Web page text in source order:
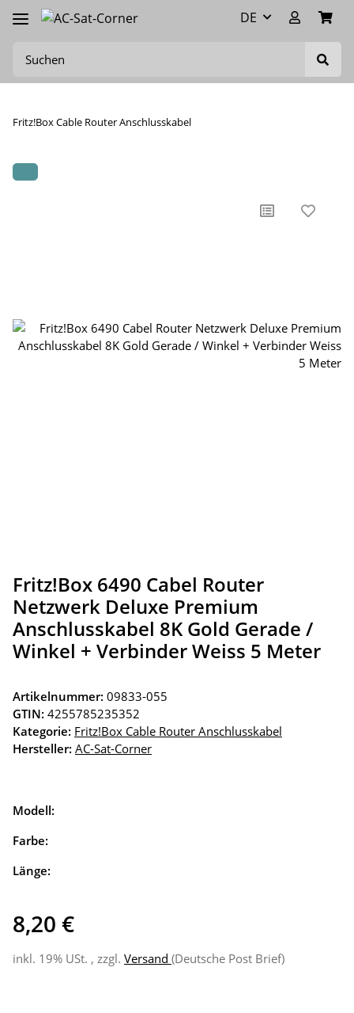
DE
Fritz!Box Cable Router Anschlusskabel
Fritz!Box 6490 Cabel Router
Netzwerk Deluxe Premium
Anschlusskabel 8K Gold Gerade /
Winkel + Verbinder Weiss 5 Meter
Artikelnummer: 09833-055
GTIN: 4255785235352
Kategorie: Fritz!Box Cable Router Anschlusskabel
Hersteller: AC-Sat-Corner
Modell:
Farbe:
Länge:
8,20 €
inkl. 19% USt. , zzgl. Versand (Deutsche Post Brief)